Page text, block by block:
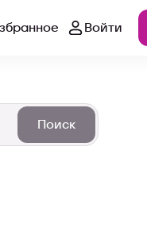
Войти
Поиск